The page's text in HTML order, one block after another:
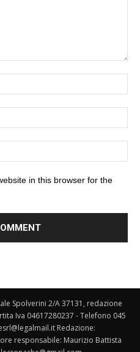
in this browser for the
Spolverini 2/A 37131, redazione
Iva 04617280237 - Telefono 045
Redazione:
responsabile: Maurizio Battista